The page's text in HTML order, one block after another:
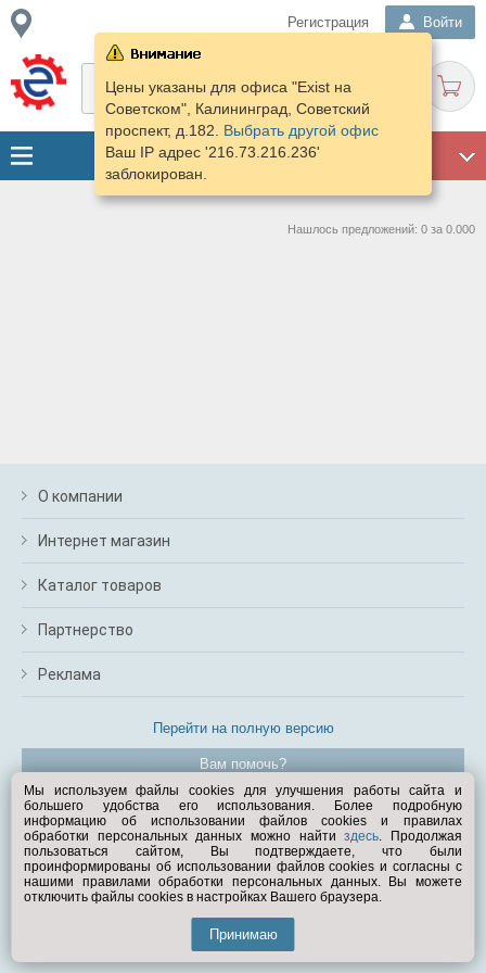
Регистрация Войти
Цены указаны для офиса "Exist на
Cоветском", Калининград, Советский
проспект, д.182. Выбрать другой офис
Ваш IP адрес '216.73.216.236'
заблокирован.
Нашлось предложений: 0 за 0.000
О компании
Интернет магазин
Каталог товаров
Партнерство
Реклама
Перейти на полную версию
Вам помочь?
© Exist.ru 1998—2026
Мы используем файлы cookies для улучшения работы сайта и
большего удобства его использования. Более подробную
информацию об использовании файлов cookies и правилах
обработки персональных данных можно найтиздесь. Продолжая
пользоваться сайтом, Вы подтверждаете, что были
проинформированы об использовании файлов cookies и согласны с
нашими правилами обработки персональных данных. Вы можете
отключить файлы cookies в настройках Вашего браузера.
Принимаю